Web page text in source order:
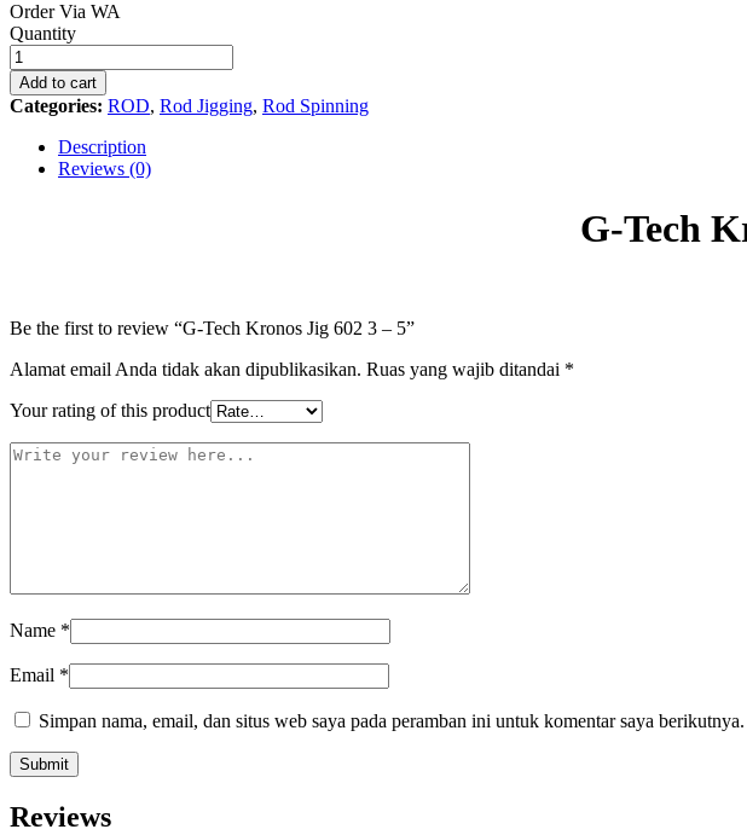
Order Via WA
G-
Tech
Kronos
Jig
602
Quantity
Add to cart
Categories: ROD, Rod Jigging, Rod Spinning
Description
Reviews (0)
G-Tech
Be the first to review “G-Tech Kronos Jig 602 3 – 5”
Alamat email Anda tidak akan dipublikasikan. Ruas yang wajib ditandai *
Your rating of this product
Name *
Email *
Simpan nama, email, dan situs web saya pada peramban ini untuk komentar saya berikutnya.
Reviews